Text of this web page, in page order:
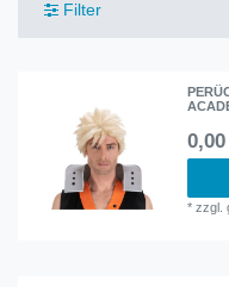
Filter
*zzgl.